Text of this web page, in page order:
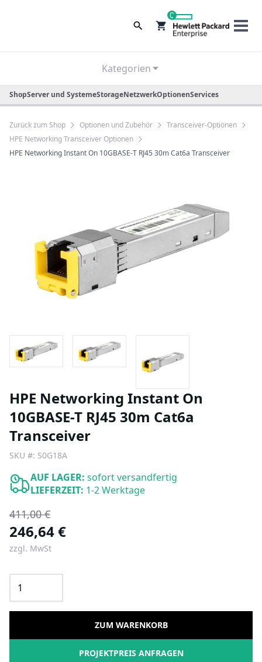
0
Kategorien
ShopServer und SystemeStorageNetzwerkOptionenServices
Zurück zum Shop Optionen und Zubehör
Transceiver-Optionen
HPE Networking Transceiver Optionen
HPE Networking Instant On 10GBASE-T RJ45 30m Cat6a Transceiver
HPE Networking Instant On
10GBASE-T RJ45 30m Cat6a
Transceiver
SKU #: S0G18A
AUF LAGER: sofort versandfertig
LIEFERZEIT: 1-2 Werktage
411,00 €
246,64 €
zzgl. MwSt
ZUM WARENKORB
PROJEKTPREIS ANFRAGEN